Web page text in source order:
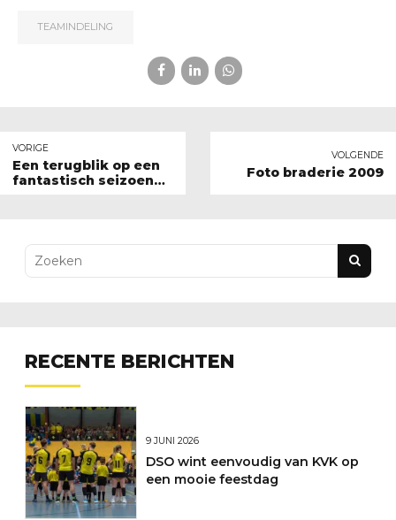
TEAMINDELING
VORIGE
Een terugblik op een
fantastisch seizoen
VOLGENDE
Foto braderie 2009
RECENTE BERICHTEN
9 JUNI 2026
DSO wint eenvoudig van KVK op
een mooie feestdag